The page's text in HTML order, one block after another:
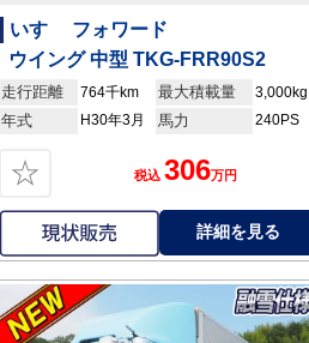
いすゞ フォワード
ウイング 中型 TKG-FRR90S2
走行距離 764千km 最大積載量 3,000kg
年式 H30年3月 馬力 240PS
☆ 税込 306万円
詳細を見る